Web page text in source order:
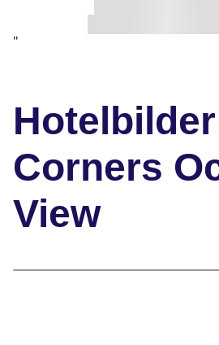
"
Corners
View